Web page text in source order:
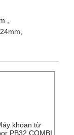
,